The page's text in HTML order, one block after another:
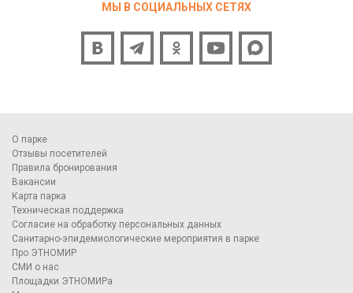
МЫ В СОЦИАЛЬНЫХ СЕТЯХ
О парке
Отзывы посетителей
Правила бронирования
Вакансии
Карта парка
Техническая поддержка
Согласие на обработку персональных данных
Санитарно-эпидемиологические мероприятия в парке
Про ЭТНОМИР
СМИ о нас
Площадки ЭТНОМИРа